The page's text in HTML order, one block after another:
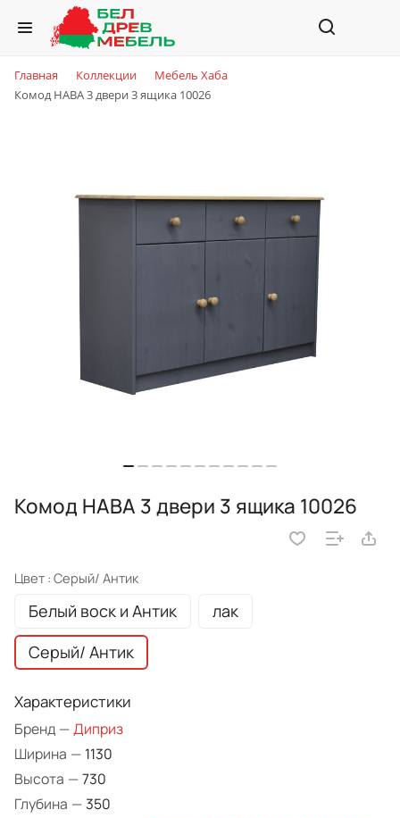
Главная Коллекции
Мебель Хаба
Комод HABA 3 двери 3 ящика 10026
Комод HABA 3 двери 3 ящика 10026
Цвет : Серый/ Антик
Белый воск и Антик
лак
Серый/ Антик
Характеристики
Бренд —Диприз
Ширина — 1130
Высота —730
Глубина — 350